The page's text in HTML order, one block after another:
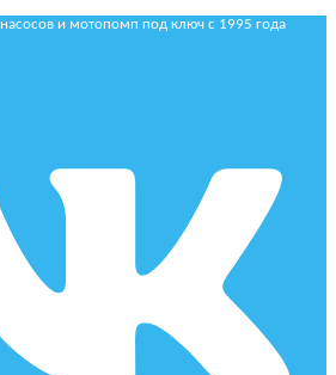
и мотопомп под ключ с 1995 года